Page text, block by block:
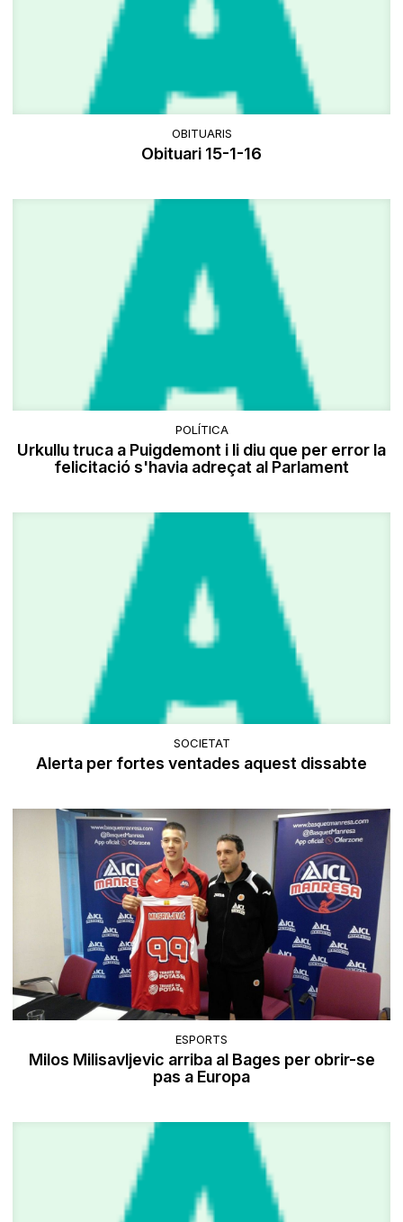
OBITUARIS
Obituari 15-1-16
POLÍTICA
Urkullu truca a Puigdemont i li diu que per error la
felicitació s'havia adreçat al Parlament
SOCIETAT
Alerta per fortes ventades aquest dissabte
ESPORTS
Milos Milisavljevic arriba al Bages per obrir-se
pas a Europa